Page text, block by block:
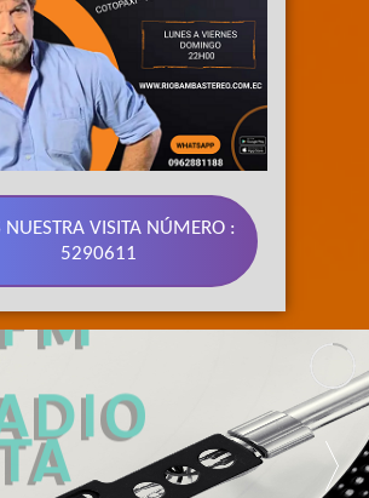
NUESTRA VISITA NÚMERO :
5290611